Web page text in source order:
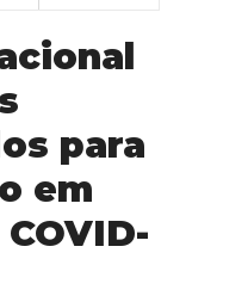
para
em